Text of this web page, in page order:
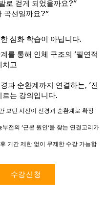
로 걷게 되었을까요?"
곡선일까요?"
심화 학습이 아닙니다.
를 통해 인체 구조의 '필연적
치고
과 순환계까지 연결하는, '진
는 강의입니다.
보던 시선이 신경과 순환계로 확장
전의 '근본 원인'을 찾는 연결고리가
기간 제한 없이 무제한 수강 가능합
수강신청